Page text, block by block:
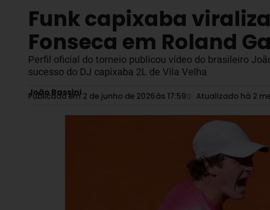
Funk capixaba
Fonseca em Roland
Perfil oficial do torneio publicou vídeo do brasileiro
sucesso do DJ capixaba 2L de Vila Velha
João Bassini
Publicado em 2 de junho de 2026às 17:59 Atualizado há 2